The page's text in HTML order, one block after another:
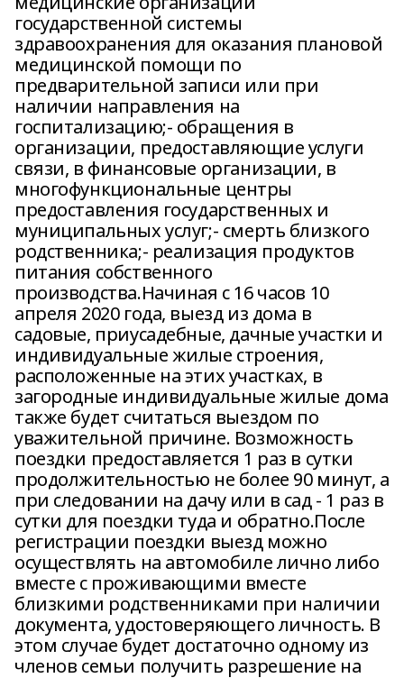
государственной системы
здравоохранения для оказания плановой
медицинской помощи по
предварительной записи или при
наличии направления на
госпитализацию;- обращения в
организации, предоставляющие услуги
связи, в финансовые организации, в
многофункциональные центры
предоставления государственных и
муниципальных услуг;- смерть близкого
родственника;- реализация продуктов
питания собственного
производства.Начиная с 16 часов 10
апреля 2020 года, выезд из дома в
садовые, приусадебные, дачные участки и
индивидуальные жилые строения,
расположенные на этих участках, в
загородные индивидуальные жилые дома
также будет считаться выездом по
уважительной причине. Возможность
поездки предоставляется 1 раз в сутки
продолжительностью не более 90 минут, а
при следовании на дачу или в сад ­- 1 раз в
сутки для поездки туда и обратно.После
регистрации поездки выезд можно
осуществлять на автомобиле лично либо
вместе с проживающими вместе
близкими родственниками при наличии
документа, удостоверяющего личность. В
этом случае будет достаточно одному из
членов семьи получить разрешение на